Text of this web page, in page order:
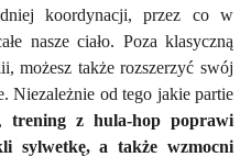
koordynacji, przez co w
nasze ciało. Poza klasyczną
możesz także rozszerzyć swój
Niezależnie od tego jakie partie
trening z hula-hop poprawi
sylwetkę, a także wzmocni